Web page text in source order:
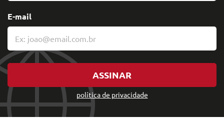
política de privacidade
E-mail
ASSINAR